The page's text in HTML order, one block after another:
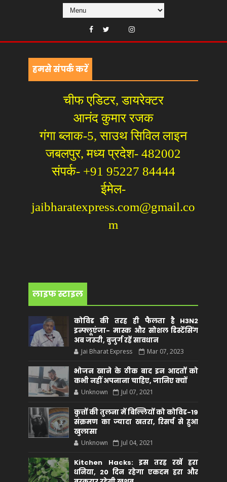
हमसे संपर्क करें
चीफ एडिटर, डायरेक्टर
आनंद कुमार रजक
गंगा ब्लाक-5, साउथ सिविल लाइन
जबलपुर, मध्य प्रदेश- 482002
संपर्क- +91 95227 84444
ईमेल-
jaibharatexpress.com@gmail.co
m
लाइफ स्टाइल
कोविड की तरह ही फैलता है H3N2
इन्फ्लूएंजा- मास्क और सोशल डिस्टेंसिंग
अब जरूरी, बुजुर्ग रहें सावधान
Jai Bharat Express Mar 07, 2023
भोजन खाने के ठीक बाद इन आदतों को
कभी नहीं अपनाना चाहिए, जानिए क्यों
Unknown Jul 07, 2021
कुत्तों की तुलना में बिल्लियों को कोविड-19
संक्रमण का ज्यादा खतरा, रिसर्च से हुआ
खुलासा
Unknown Jul 04, 2021
Kitchen Hacks: इस तरह रखें हरा
धनिया, 20 दिन रहेगा एकदम हरा और